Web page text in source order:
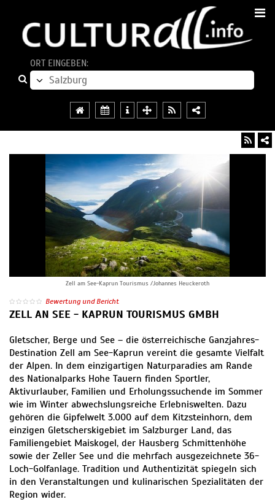
ORT EINGEBEN:
Zell am See-Kaprun Tourismus /Johannes Heuckeroth
Bewertung und Bericht
ZELL AN SEE - KAPRUN TOURISMUS GMBH
Gletscher, Berge und See – die österreichische Ganzjahres-
Destination Zell am See-Kaprun vereint die gesamte Vielfalt
der Alpen. In dem einzigartigen Naturparadies am Rande
des Nationalparks Hohe Tauern finden Sportler,
Aktivurlauber, Familien und Erholungssuchende im Sommer
wie im Winter abwechslungsreiche Erlebniswelten. Dazu
gehören die Gipfelwelt 3.000 auf dem Kitzsteinhorn, dem
einzigen Gletscherskigebiet im Salzburger Land, das
Familiengebiet Maiskogel, der Hausberg Schmittenhöhe
sowie der Zeller See und die mehrfach ausgezeichnete 36-
Loch-Golfanlage. Tradition und Authentizität spiegeln sich
in den Veranstaltungen und kulinarischen Spezialitäten der
Region wider.